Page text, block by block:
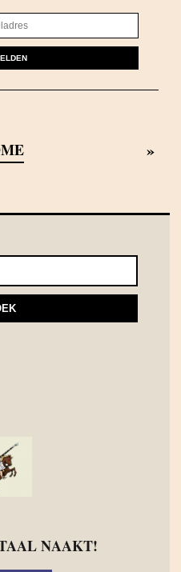
»
NAAKT!